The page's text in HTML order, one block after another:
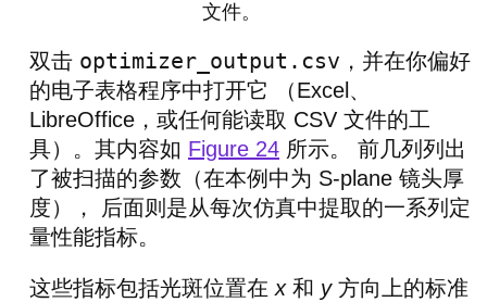
文件。
双击 optimizer_output.csv ，并在你偏好
的电子表格程序中打开它 （Excel、
LibreOffice，或任何能读取 CSV 文件的工
具）。其内容如 Figure 24 所示。 前几列列出
了被扫描的参数（在本例中为 S-plane 镜头厚
度）， 后面则是从每次仿真中提取的一系列定
量性能指标。
这些指标包括光斑位置在 x和 y方向上的标准